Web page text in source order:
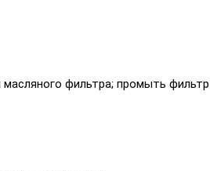
фильтра; промыть фильтр